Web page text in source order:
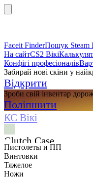
Faceit FinderПошук Steam
На сайтCS2 Вікі
Конфігі професіоналів
Забирай нові скіни у
Відкрити
Зроби свій інвентар
Поліпшити
КС Вікі
Clutch Case
Пистолеты и ПП
Винтовки
Тяжелое
Ножи